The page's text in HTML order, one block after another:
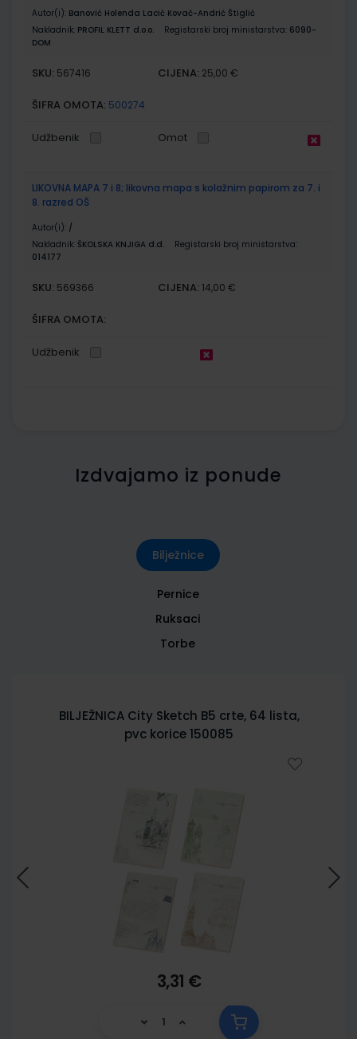
Autor(i): Banović Holenda Lacić Kovač-Andrić Štiglić
Nakladnik: PROFIL KLETT d.o.o. Registarski broj ministarstva: 6090-
DOM
SKU: 567416 CIJENA: 25,00 €
ŠIFRA OMOTA: 500274
Udžbenik Omot
LIKOVNA MAPA 7 i 8; likovna mapa s kolažnim papirom za 7. i
8. razred OŠ
Autor(i): /
Nakladnik: ŠKOLSKA KNJIGA d.d.
Registarski broj ministarstva:
014177
SKU: 569366 CIJENA: 14,00 €
ŠIFRA OMOTA:
Udžbenik
Izdvajamo iz ponude
Bilježnice
Pernice
Ruksaci
Torbe
BILJEŽNICA City Sketch B5 crte, 64 lista,
pvc korice 150085
3,31 €